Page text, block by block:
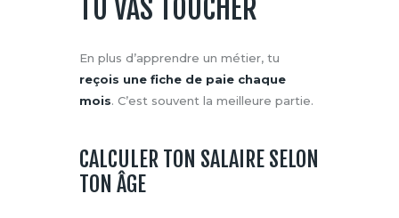
TU VAS TOUCHER
En plus d’apprendre un métier, tu
reçois une fiche de paie chaque
mois. C’est souvent la meilleure partie.
CALCULER TON SALAIRE SELON
TON ÂGE